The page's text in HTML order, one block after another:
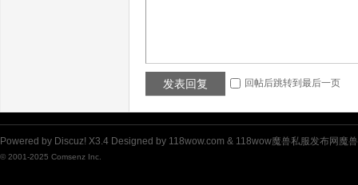
发表回复 回帖后跳转到最后一页
Powered by Discuz! X3.4 Designed by 118wow.com & 118wow魔兽私服发布网魔
© 2001-2025 Comsenz Inc.